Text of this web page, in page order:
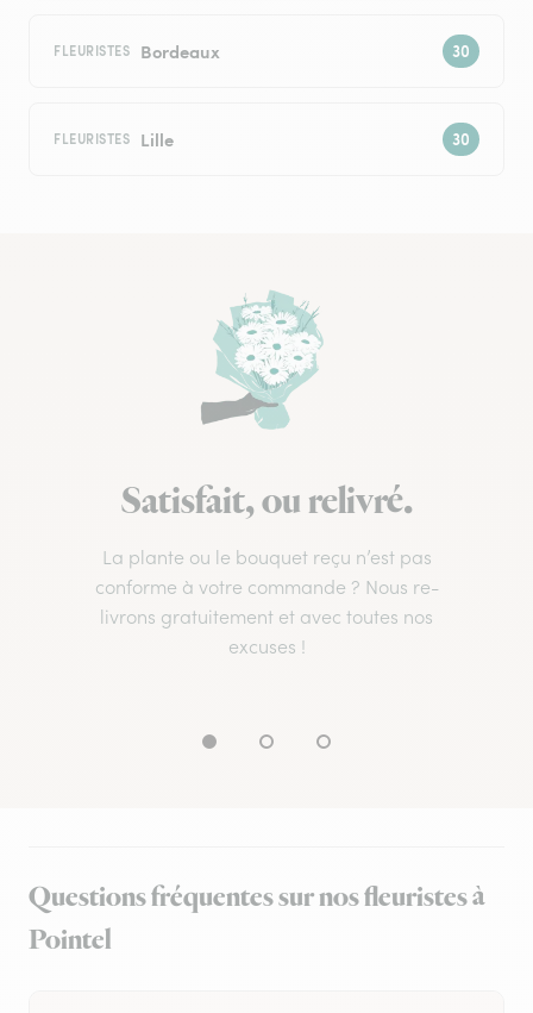
FLEURISTES Bordeaux
FLEURISTES Lille
Satisfait, ou relivré.
La plante ou le bouquet reçu n’est pas
conforme à votre commande ? Nous re-
livrons gratuitement et avec toutes nos
excuses !
Questions fréquentes sur nos fleuristes à
Pointel